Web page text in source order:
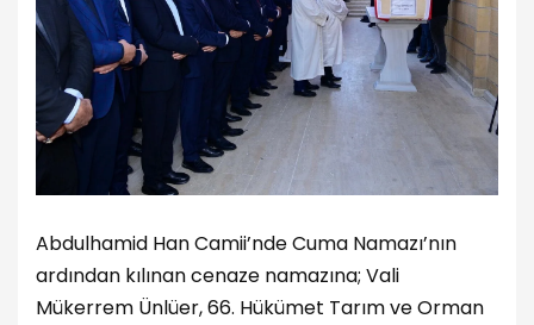
Abdulhamid Han Camii’nde Cuma Namazı’nın
ardından kılınan cenaze namazına; Vali
Mükerrem Ünlüer, 66. Hükümet Tarım ve Orman